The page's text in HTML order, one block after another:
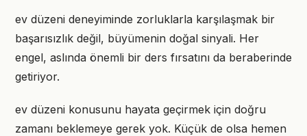
ev düzeni deneyiminde zorluklarla karşılaşmak bir
başarısızlık değil, büyümenin doğal sinyali. Her
engel, aslında önemli bir ders fırsatını da beraberinde
getiriyor.
ev düzeni konusunu hayata geçirmek için doğru
zamanı beklemeye gerek yok. Küçük de olsa hemen